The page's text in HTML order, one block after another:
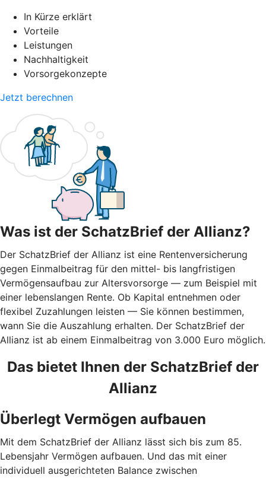
In Kürze erklärt
Vorteile
Leistungen
Nachhaltigkeit
Vorsorgekonzepte
Jetzt berechnen
Was ist der SchatzBrief der Allianz?
Der SchatzBrief der Allianz ist eine Rentenversicherung
gegen Einmalbeitrag für den mittel- bis langfristigen
Vermögensaufbau zur Altersvorsorge — zum Beispiel mit
einer lebenslangen Rente. Ob Kapital entnehmen oder
flexibel Zuzahlungen leisten — Sie können bestimmen,
wann Sie die Auszahlung erhalten. Der SchatzBrief der
Allianz ist ab einem Einmalbeitrag von 3.000 Euro möglich.
Das bietet Ihnen der SchatzBrief der
Allianz
Überlegt Vermögen aufbauen
Mit dem SchatzBrief der Allianz lässt sich bis zum 85.
Lebensjahr Vermögen aufbauen. Und das mit einer
individuell ausgerichteten Balance zwischen